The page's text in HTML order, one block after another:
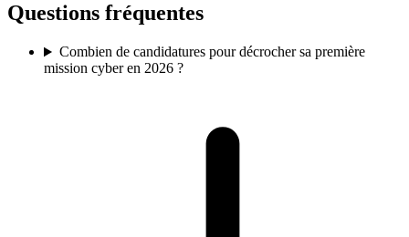
Questions fréquentes
Combien de candidatures pour décrocher sa première
mission cyber en 2026 ?